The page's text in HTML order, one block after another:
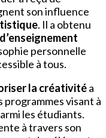
son influence
. Il a obtenu
personnelle
à tous.
la créativitéa
programmes visant à
les étudiants.
à travers son